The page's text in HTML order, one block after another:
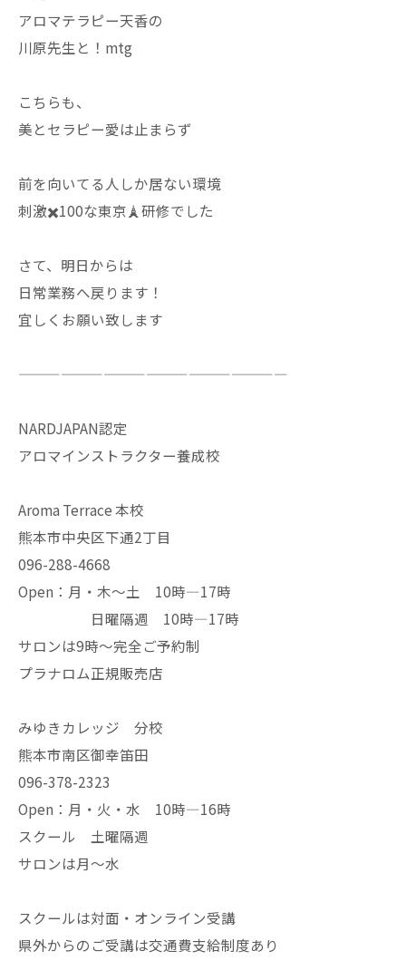
アロマテラピー天香の
川原先生と！mtg
こちらも、
美とセラピー愛は止まらず
前を向いてる人しか居ない環境
刺激✖️100な東京🗼研修でした
さて、明日からは
日常業務へ戻ります！
宜しくお願い致します
———————————————————
NARDJAPAN認定
アロマインストラクター養成校
Aroma Terrace 本校
熊本市中央区下通2丁目
096-288-4668
Open：月・木〜土 10時—17時
日曜隔週 10時—17時
サロンは9時〜完全ご予約制
プラナロム正規販売店
みゆきカレッジ 分校
熊本市南区御幸笛田
096-378-2323
Open：月・火・水 10時—16時
スクール 土曜隔週
サロンは月〜水
スクールは対面・オンライン受講
県外からのご受講は交通費支給制度あり